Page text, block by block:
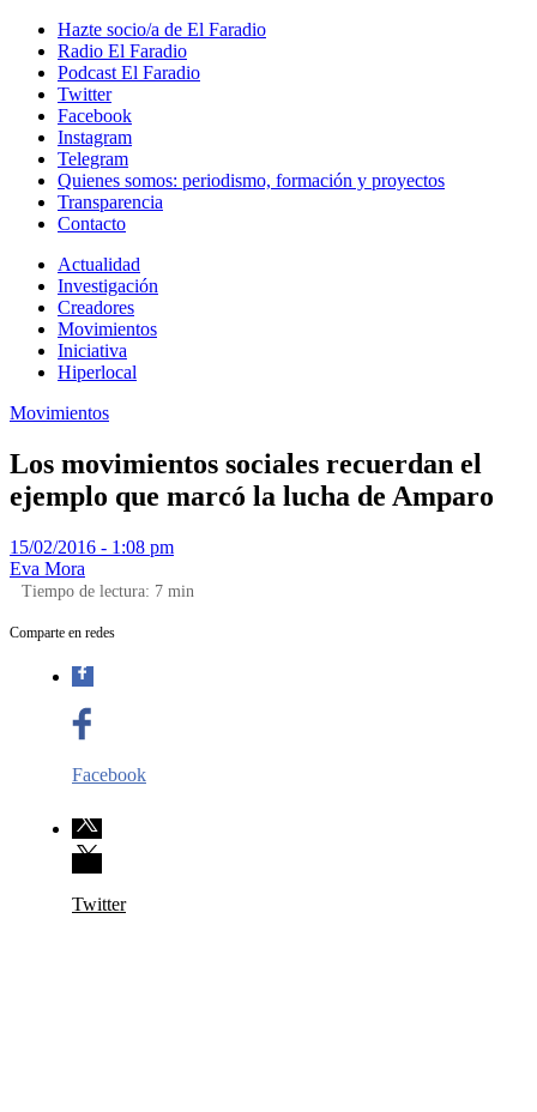
Hazte socio/a de El Faradio
Radio El Faradio
Podcast El Faradio
Twitter
Facebook
Instagram
Telegram
Quienes somos: periodismo, formación y proyectos
Transparencia
Contacto
Actualidad
Investigación
Creadores
Movimientos
Iniciativa
Hiperlocal
Movimientos
Los movimientos sociales recuerdan el
ejemplo que marcó la lucha de Amparo
15/02/2016 - 1:08 pm
Eva Mora
Tiempo de lectura: 7 min
Comparte en redes
Facebook
Twitter